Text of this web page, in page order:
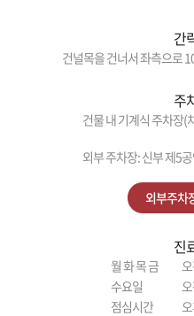
간
건널목을 건너서 좌측으로
주
건물 내 기계식 주차장
외부 주차장: 신부 제5
외부주차
진
월 화 목 금
수요일
점심시간